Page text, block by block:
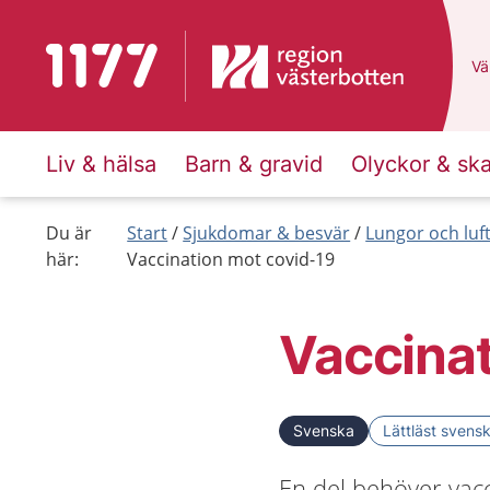
Till startsidan för 1177
Liv & hälsa Barn & gravid Olyckor &
Du är
här:
Start Sjukdomar & besvär Lungor och
Vaccination mot covid-19
Svenska Lättläst